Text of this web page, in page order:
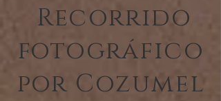
Recorrido
fotográfico
por Cozumel